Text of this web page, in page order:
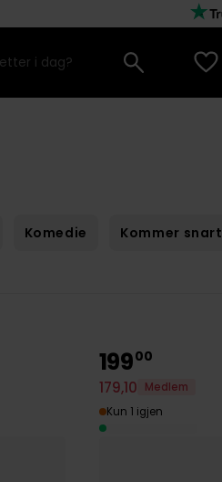
Komedie Kommer snart
19900
179,10
Medlem
Kun 1 igjen